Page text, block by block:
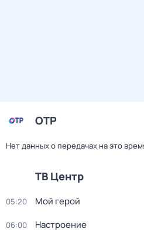
ОТР
Нет данных о передачах на это
ТВ Центр
05:20 Мой герой
06:00 Настроение